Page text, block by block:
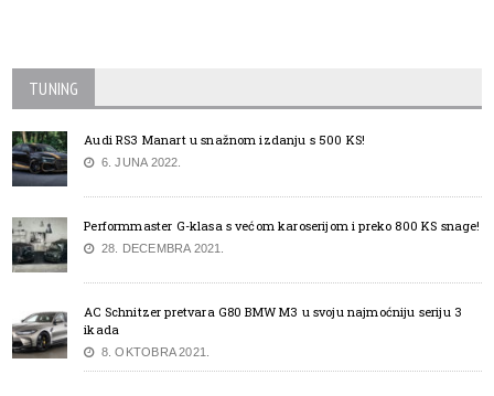
TUNING
Audi RS3 Manart u snažnom izdanju s 500 KS!
6. JUNA 2022.
Performmaster G-klasa s većom karoserijom i preko 800 KS snage!
28. DECEMBRA 2021.
AC Schnitzer pretvara G80 BMW M3 u svoju najmoćniju seriju 3
ikada
8. OKTOBRA 2021.